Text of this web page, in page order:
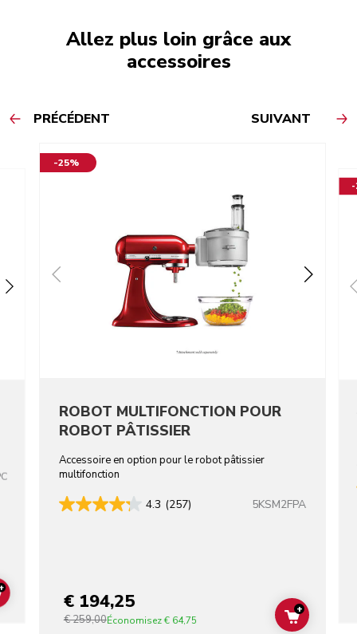
Allez plus loin grâce aux
accessoires
PRÉCÉDENT SUIVANT
ADD TO CART
-25%
ROBOT MULTIFONCTION POUR
ROBOT PÂTISSIER
Accessoire en option pour le robot pâtissier
multifonction
4.3 (257) 5KSM2FPA
€ 194,25
€ 259,00Économisez€ 64,75 ADD TO
+
-